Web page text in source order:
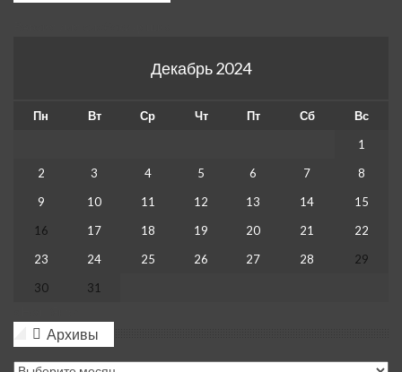
Декабрь 2024
Пн Вт Ср Чт Пт Сб
Вс
1
2
3 4 5 6 7
8
9
10 11 12 13 14
15
16
17 18 19 20 21
22
23
24 25 26 27 28
29
30
31
Архивы